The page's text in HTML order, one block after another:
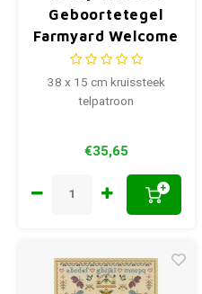
Geboortetegel
Farmyard Welcome
38 x 15 cm kruissteek
telpatroon
€35,65
+